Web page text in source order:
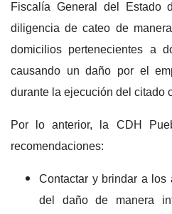
Fiscalía General del Estado
diligencia de cateo de
domicilios pertenecientes a
causando un daño por el
durante la ejecución del citado
Por lo anterior, la CDH
recomendaciones:
Contactar y brindar a los
del daño de manera